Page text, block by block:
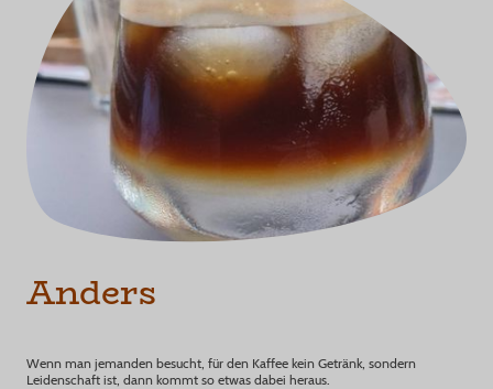
Anders
Wenn man jemanden besucht, für den Kaffee kein Getränk, sondern
Leidenschaft ist, dann kommt so etwas dabei heraus.